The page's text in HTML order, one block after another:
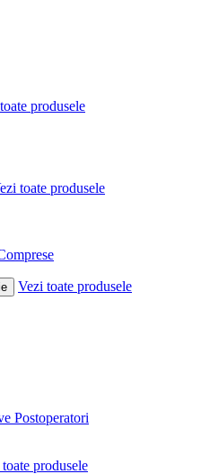
produsele
toate produsele
Vezi toate produsele
Postoperatori
produsele